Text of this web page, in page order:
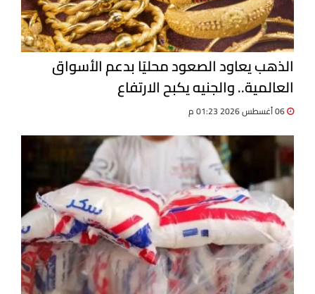
الذهب يعاود الصعود محليًا بدعم الأسواق
العالمية.. والجنيه يكبح الارتفاع